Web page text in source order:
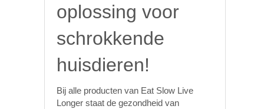
oplossing voor
schrokkende
huisdieren!
Bij alle producten van Eat Slow Live
Longer staat de gezondheid van